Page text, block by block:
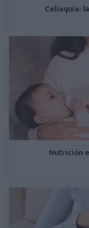
Celiaquía:
Nutrición